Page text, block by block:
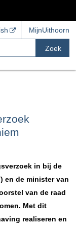
MijnUithoorn
Zoek
in bij de
en de minister van
van de raad
Met dit
realiseren en